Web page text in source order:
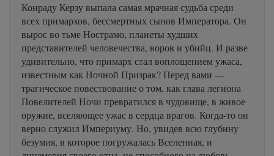
Конраду Керзу выпала самая мрачная судьба среди
всех примархов, бессмертных сынов Императора. Он
вырос во тьме Нострамо, планеты худших
представителей человечества, воров и убийц. И разве
удивительно, что примарх стал воплощением ужаса,
известным как Ночной Призрак? Перед вами —
трагическое повествование о том, как глава легиона
Повелителей Ночи превратился в чудовище, в живое
оружие, вселяющее ужас в сердца врагов. Когда-то он
верно служил Империуму. Но, увидев всю глубину
безумия, в которое погружалась Вселенная, и